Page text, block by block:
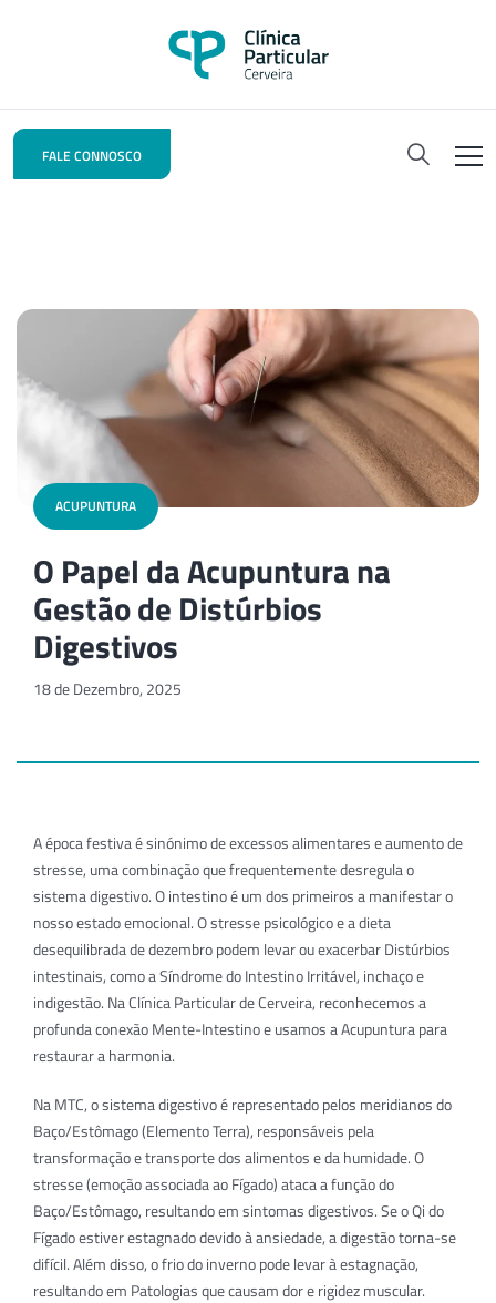
FALE CONNOSCO
ACUPUNTURA
O Papel da Acupuntura na
Gestão de Distúrbios
Digestivos
18 de Dezembro, 2025
A época festiva é sinónimo de excessos alimentares e aumento de
stresse, uma combinação que frequentemente desregula o
sistema digestivo. O intestino é um dos primeiros a manifestar o
nosso estado emocional. O stresse psicológico e a dieta
desequilibrada de dezembro podem levar ou exacerbar Distúrbios
intestinais, como a Síndrome do Intestino Irritável, inchaço e
indigestão. Na Clínica Particular de Cerveira, reconhecemos a
profunda conexão Mente-Intestino e usamos a Acupuntura para
restaurar a harmonia.
Na MTC, o sistema digestivo é representado pelos meridianos do
Baço/Estômago (Elemento Terra), responsáveis pela
transformação e transporte dos alimentos e da humidade. O
stresse (emoção associada ao Fígado) ataca a função do
Baço/Estômago, resultando em sintomas digestivos. Se o Qi do
Fígado estiver estagnado devido à ansiedade, a digestão torna-se
difícil. Além disso, o frio do inverno pode levar à estagnação,
resultando em Patologias que causam dor e rigidez muscular.